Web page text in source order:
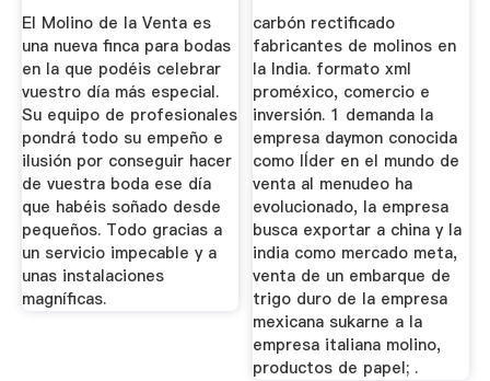
El Molino de la Venta es
una nueva finca para bodas
en la que podéis celebrar
vuestro día más especial.
Su equipo de profesionales
pondrá todo su empeño e
ilusión por conseguir hacer
de vuestra boda ese día
que habéis soñado desde
pequeños. Todo gracias a
un servicio impecable y a
unas instalaciones
magníficas.
carbón rectificado
fabricantes de molinos en
la India. formato xml
proméxico, comercio e
inversión. 1 demanda la
empresa daymon conocida
como lÍder en el mundo de
venta al menudeo ha
evolucionado, la empresa
busca exportar a china y la
india como mercado meta,
venta de un embarque de
trigo duro de la empresa
mexicana sukarne a la
empresa italiana molino,
productos de papel; .